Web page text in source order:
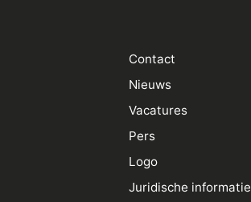
Contact
Nieuws
Vacatures
Pers
Logo
Juridische informatie